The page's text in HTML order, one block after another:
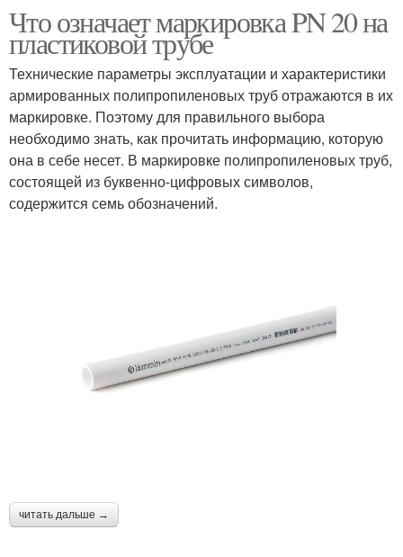
Что означает маркировка PN 20 на
пластиковой трубе
Технические параметры эксплуатации и характеристики
армированных полипропиленовых труб отражаются в их
маркировке. Поэтому для правильного выбора
необходимо знать, как прочитать информацию, которую
она в себе несет. В маркировке полипропиленовых труб,
состоящей из буквенно-цифровых символов,
содержится семь обозначений.
читать дальше →